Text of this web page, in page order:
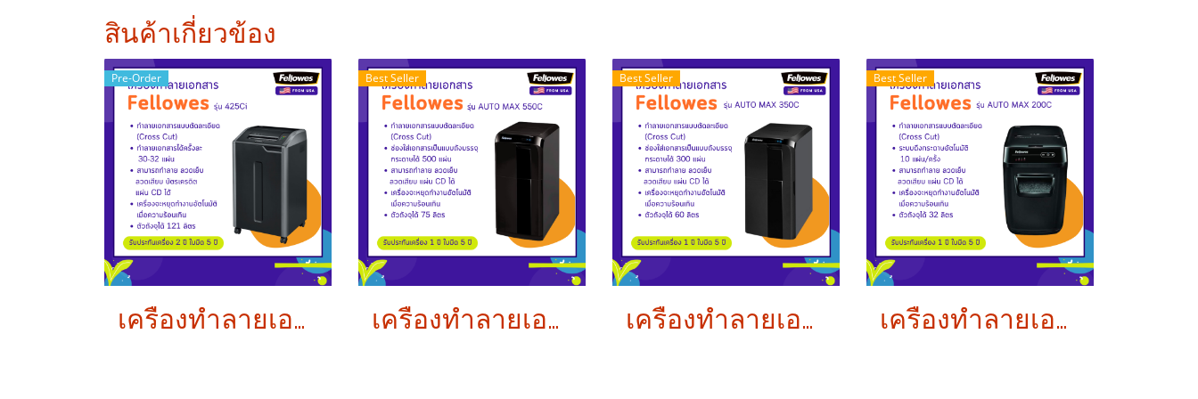
สินค้าเกี่ยวข้อง
Pre-Order
เครื่องทำลายเอกสาร Fellowes รุ่น 425Ci
Best Seller
เครื่องทำลายเอกสาร Fellowes รุ่น AUTOMAX 550C
Best Seller
เครื่องทำลายเอกสาร Fellowes รุ่น AUTOMAX 350C (ทำลายแบบ AUTO)
Best Seller
เครื่องทำลายเอกสาร Fellowes รุ่น AUTOMAX 200C (ทำลายแบบ AUTO)